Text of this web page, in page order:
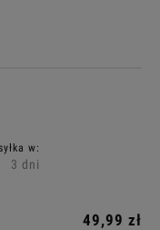
w:
3 dni
49,99 zł